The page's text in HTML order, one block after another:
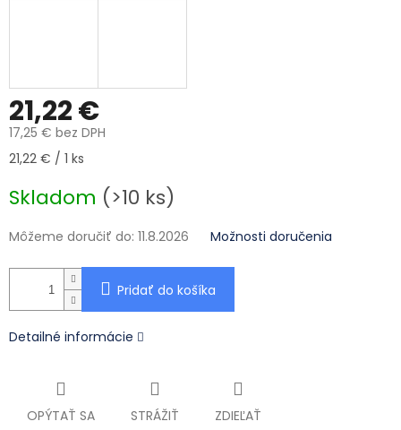
21,22 €
17,25 € bez DPH
Jednotková cena:
21,22 € / 1 ks
Skladom (>10 ks)
Môžeme doručiť do: 11.8.2026 Možnosti doručenia
Pridať do košíka
Detailné informácie
OPÝTAŤ SA STRÁŽIŤ ZDIEĽAŤ